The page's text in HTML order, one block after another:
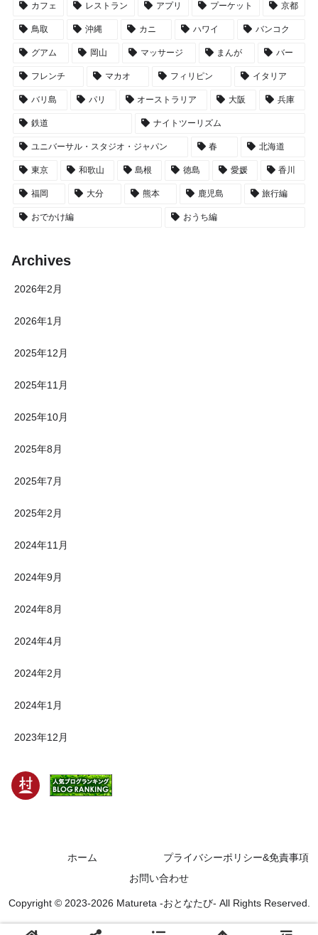
カフェ レストラン アプリ プーケット 京都
鳥取 沖縄 カニ ハワイ バンコク
グアム 岡山 マッサージ まんが バー
フレンチ マカオ フィリピン イタリア
バリ島 パリ オーストラリア 大阪 兵庫
鉄道 ナイトツーリズム
ユニバーサル・スタジオ・ジャパン 春 北海道
東京 和歌山 島根 徳島 愛媛 香川
福岡 大分 熊本 鹿児島 旅行編
おでかけ編 おうち編
Archives
2026年2月
2026年1月
2025年12月
2025年11月
2025年10月
2025年8月
2025年7月
2025年2月
2024年11月
2024年9月
2024年8月
2024年4月
2024年2月
2024年1月
2023年12月
ホーム
プライバシーポリシー&免責事項
お問い合わせ
Copyright © 2023-2026 Matureta ‐おとなたび‐ All Rights Reserved.